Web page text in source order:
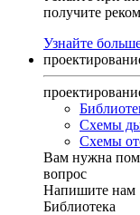
получите
Узнайте
Схемы
Схемы
Вам нужна
вопрос
Напишите нам
Библиотека